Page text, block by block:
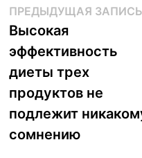
Навигация
по
записям
ПРЕДЫДУЩАЯ ЗАПИСЬ
Высокая
эффективность
диеты трех
продуктов не
подлежит
сомнению